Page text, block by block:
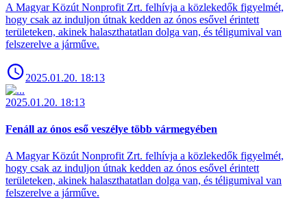
A Magyar Közút Nonprofit Zrt. felhívja a közlekedők figyelmét,
hogy csak az induljon útnak kedden az ónos esővel érintett
területeken, akinek halaszthatatlan dolga van, és téligumival van
felszerelve a járműve.
2025.01.20. 18:13
2025.01.20. 18:13
Fenáll az ónos eső veszélye több vármegyében
A Magyar Közút Nonprofit Zrt. felhívja a közlekedők figyelmét,
hogy csak az induljon útnak kedden az ónos esővel érintett
területeken, akinek halaszthatatlan dolga van, és téligumival van
felszerelve a járműve.